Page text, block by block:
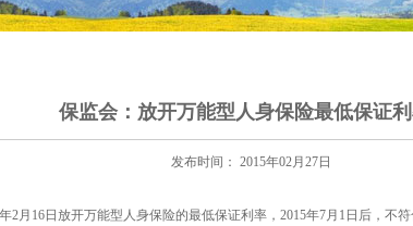
保监会：放开万能型人身保险最低保证
发布时间： 2015年02月27日
16日放开万能型人身保险的最低保证利率，2015年7月1日后，不